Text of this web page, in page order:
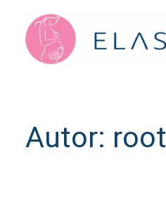
obsah
Autor: root